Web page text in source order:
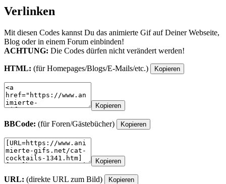
Verlinken
Mit diesen Codes kannst Du das animierte Gif auf Deiner Webseite,
Blog oder in einem Forum einbinden!
ACHTUNG: Die Codes dürfen nicht verändert werden!
HTML: (für Homepages/Blogs/E-Mails/etc.) Kopieren
Kopieren
BBCode: (für Foren/Gästebücher) Kopieren
Kopieren
URL: (direkte URL zum Bild) Kopieren